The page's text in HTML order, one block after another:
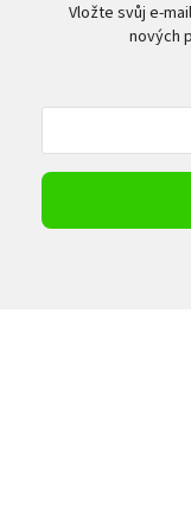
Vložte svůj e-
nových